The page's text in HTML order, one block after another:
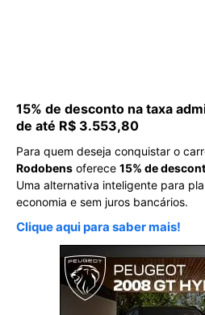
15% de desconto na taxa
de até R$ 3.553,80
Para quem deseja conquistar o
Rodobens oferece 15% de
Uma alternativa inteligente para
economia e sem juros bancários.
Clique aqui para saber mais!